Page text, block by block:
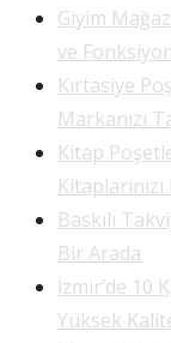
Giyim
ve
Kırtasiye
Markanızı
Kitap
Baskılı
Bir Arada
İzmir’de 10
Yüksek